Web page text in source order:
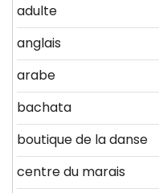
adulte
anglais
arabe
bachata
boutique de la danse
centre du marais